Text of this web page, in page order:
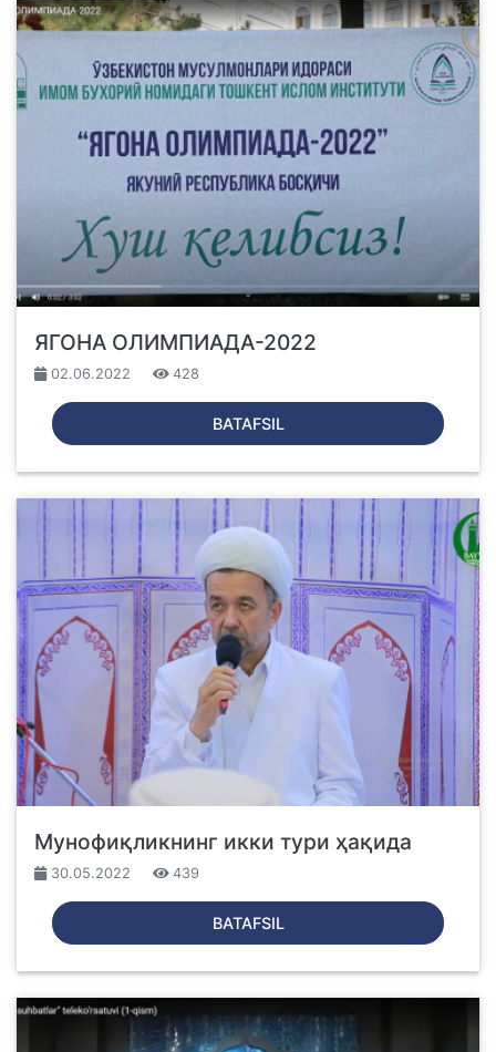
ЯГОНА ОЛИМПИАДА-2022
02.06.2022 428
BATAFSIL
Мунофиқликнинг икки тури ҳақида
30.05.2022 439
BATAFSIL